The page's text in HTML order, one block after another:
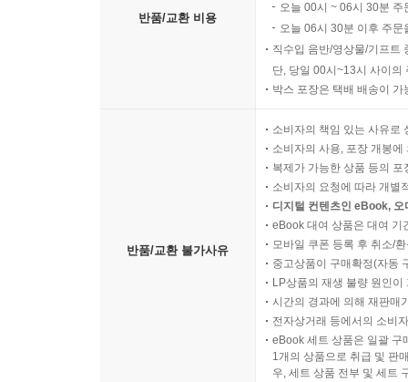
반품/교환 비용
오늘 00시 ~ 06시 30분
오늘 06시 30분 이후 주
직수입 음반/영상물/기프트
단, 당일 00시~13시 사이의
박스 포장은 택배 배송이
반품/교환 불가사유
소비자의 책임 있는 사유로
소비자의 사용, 포장 개봉
복제가 가능한 상품 등의
소비자의 요청에 따라 개별
디지털 컨텐츠인 eBook,
eBook 대여 상품은 대여 기
모바일 쿠폰 등록 후 취소/
중고상품이 구매확정(자동
LP상품의 재생 불량 원인
시간의 경과에 의해 재판매
전자상거래 등에서의 소비
eBook 세트 상품은 일괄 구
1개의 상품으로 취급 및 판
우, 세트 상품 전부 및 세트